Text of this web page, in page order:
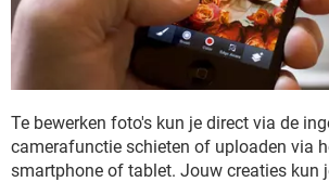
Te bewerken foto's kun je direct via de
camerafunctie schieten of uploaden via
smartphone of tablet. Jouw creaties kun